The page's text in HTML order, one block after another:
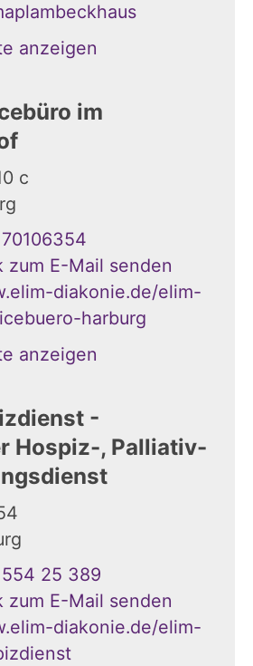
anzeigen
im
c
zum E-Mail senden
diakonie.de/elim-
harburg
anzeigen
-
Hospiz-, Palliativ-
25 389
zum E-Mail senden
diakonie.de/elim-